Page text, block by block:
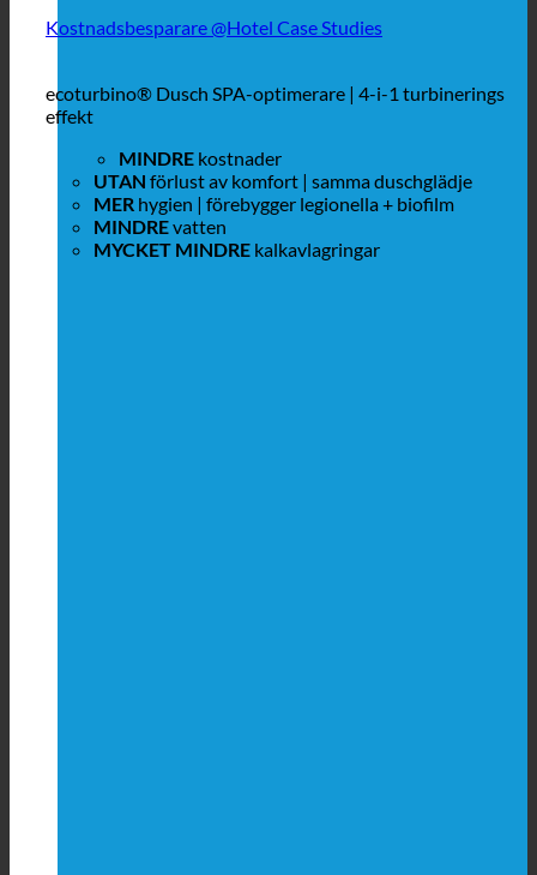
Kostnadsbesparare @Hotel Case Studies
ecoturbino® Dusch SPA-optimerare | 4-i-1 turbinerings
effekt
MINDREkostnader
UTAN förlust av komfort | samma duschglädje
MER hygien | förebygger legionella + biofilm
MINDREvatten
MYCKET MINDRE kalkavlagringar